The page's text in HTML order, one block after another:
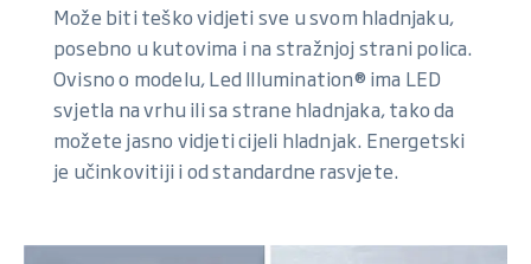
Može biti teško vidjeti sve u svom hladnjaku,
posebno u kutovima i na stražnjoj strani polica.
Ovisno o modelu, Led Illumination® ima LED
svjetla na vrhu ili sa strane hladnjaka, tako da
možete jasno vidjeti cijeli hladnjak. Energetski
je učinkovitiji i od standardne rasvjete.